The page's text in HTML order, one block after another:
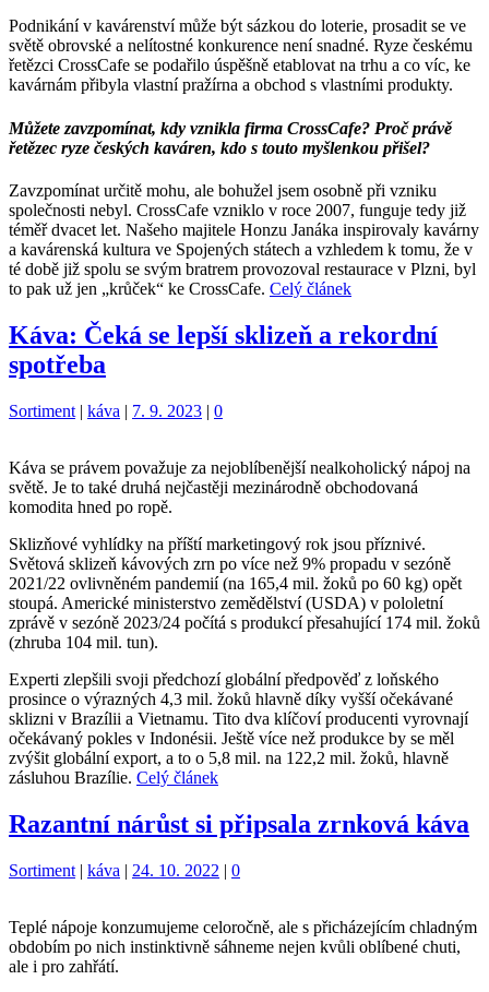
Podnikání v kavárenství může být sázkou do loterie, prosadit se ve
světě obrovské a nelítostné konkurence není snadné. Ryze českému
řetězci CrossCafe se podařilo úspěšně etablovat na trhu a co víc, ke
kavárnám přibyla vlastní pražírna a obchod s vlastními produkty.
Můžete zavzpomínat, kdy vznikla firma CrossCafe? Proč právě
řetězec ryze českých kaváren, kdo s touto myšlenkou přišel?
Zavzpomínat určitě mohu, ale bohužel jsem osobně při vzniku
společnosti nebyl. CrossCafe vzniklo v roce 2007, funguje tedy již
téměř dvacet let. Našeho majitele Honzu Janáka inspirovaly kavárny
a kavárenská kultura ve Spojených státech a vzhledem k tomu, že v
té době již spolu se svým bratrem provozoval restaurace v Plzni, byl
to pak už jen „krůček“ ke CrossCafe. Celý článek
Káva: Čeká se lepší sklizeň a rekordní
spotřeba
Kategorie:
Sortiment | Štítky:
káva | 7. 9. 2023 | 0
Káva se právem považuje za nejoblíbenější nealkoholický nápoj na
světě. Je to také druhá nejčastěji mezinárodně obchodovaná
komodita hned po ropě.
Sklizňové vyhlídky na příští marketingový rok jsou příznivé.
Světová sklizeň kávových zrn po více než 9% propadu v sezóně
2021/22 ovlivněném pandemií (na 165,4 mil. žoků po 60 kg) opět
stoupá. Americké ministerstvo zemědělství (USDA) v pololetní
zprávě v sezóně 2023/24 počítá s produkcí přesahující 174 mil. žoků
(zhruba 104 mil. tun).
Experti zlepšili svoji předchozí globální předpověď z loňského
prosince o výrazných 4,3 mil. žoků hlavně díky vyšší očekávané
sklizni v Brazílii a Vietnamu. Tito dva klíčoví producenti vyrovnají
očekávaný pokles v Indonésii. Ještě více než produkce by se měl
zvýšit globální export, a to o 5,8 mil. na 122,2 mil. žoků, hlavně
zásluhou Brazílie. Celý článek
Razantní nárůst si připsala zrnková káva
Kategorie:
Sortiment | Štítky:
káva | 24. 10. 2022 | 0
Teplé nápoje konzumujeme celoročně, ale s přicházejícím chladným
obdobím po nich instinktivně sáhneme nejen kvůli oblíbené chuti,
ale i pro zahřátí.